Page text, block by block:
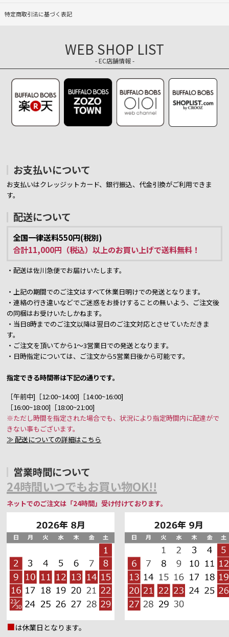
特定商取引法に基づく表記
WEB SHOP LIST
- EC店舗情報 -
お支払いについて
お支払いはクレッジットカード、銀行振込、代金引換がご利用できま
す。
配送について
全国一律送料550円(税別)
合計11,000円（税込）以上のお買い上げで送料無料！
・配送は佐川急便でお届けいたします。
・上記の期間でのご注文はすべて休業日明けでの発送となります。
・連絡の行き違いなどでご迷惑をお掛けすることの無いよう、ご注文後
の同梱はお受けいたしかねます。
・当日8時までのご注文以降は翌日のご注文対応とさせていただきま
す。
・ご注文を頂いてから1～3営業日での発送となります。
・日時指定については、ご注文から5営業日後から可能です。
指定できる時間帯は下記の通りです。
［午前中]［12:00~14:00]［14:00~16:00]
［16:00~18:00]［18:00~21:00]
※ただし時間を指定された場合でも、状況により指定時間内に配達がで
きない事もございます。
≫ 配送についての詳細はこちら
営業時間について
24時間いつでもお買い物OK!!
ネットでのご注文は「24時間」受け付けております。
■は休業日となります。